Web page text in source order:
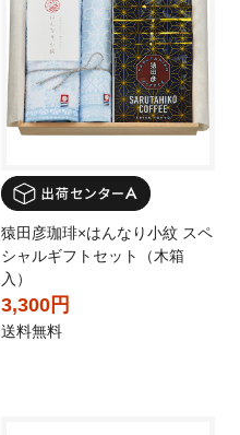
猿田彦珈琲×はんなり小紋 スペ
シャルギフトセット（木箱
入）
3,300円
送料無料